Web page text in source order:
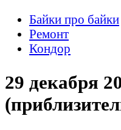
Байки про байки
Ремонт
Кондор
29 декабря